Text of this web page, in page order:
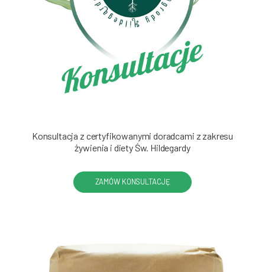
Konsultacja z certyfikowanymi doradcami z zakresu
żywienia i diety Św. Hildegardy
ZAMÓW KONSULTACJĘ